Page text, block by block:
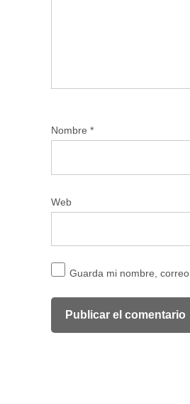
Nombre *
Web
Guarda mi nombre,